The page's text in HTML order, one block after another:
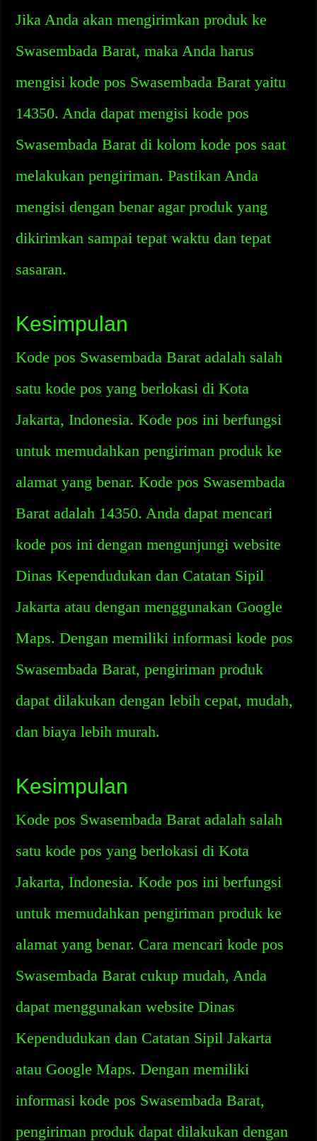
Jika Anda akan mengirimkan produk ke
Swasembada Barat, maka Anda harus
mengisi kode pos Swasembada Barat yaitu
14350. Anda dapat mengisi kode pos
Swasembada Barat di kolom kode pos saat
melakukan pengiriman. Pastikan Anda
mengisi dengan benar agar produk yang
dikirimkan sampai tepat waktu dan tepat
sasaran.
Kesimpulan
Kode pos Swasembada Barat adalah salah
satu kode pos yang berlokasi di Kota
Jakarta, Indonesia. Kode pos ini berfungsi
untuk memudahkan pengiriman produk ke
alamat yang benar. Kode pos Swasembada
Barat adalah 14350. Anda dapat mencari
kode pos ini dengan mengunjungi website
Dinas Kependudukan dan Catatan Sipil
Jakarta atau dengan menggunakan Google
Maps. Dengan memiliki informasi kode pos
Swasembada Barat, pengiriman produk
dapat dilakukan dengan lebih cepat, mudah,
dan biaya lebih murah.
Kesimpulan
Kode pos Swasembada Barat adalah salah
satu kode pos yang berlokasi di Kota
Jakarta, Indonesia. Kode pos ini berfungsi
untuk memudahkan pengiriman produk ke
alamat yang benar. Cara mencari kode pos
Swasembada Barat cukup mudah, Anda
dapat menggunakan website Dinas
Kependudukan dan Catatan Sipil Jakarta
atau Google Maps. Dengan memiliki
informasi kode pos Swasembada Barat,
pengiriman produk dapat dilakukan dengan